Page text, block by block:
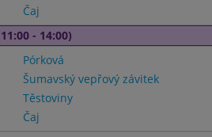
Čaj
- 14:00)
Pórková
Šumavský vepřový závitek
Těstoviny
Čaj